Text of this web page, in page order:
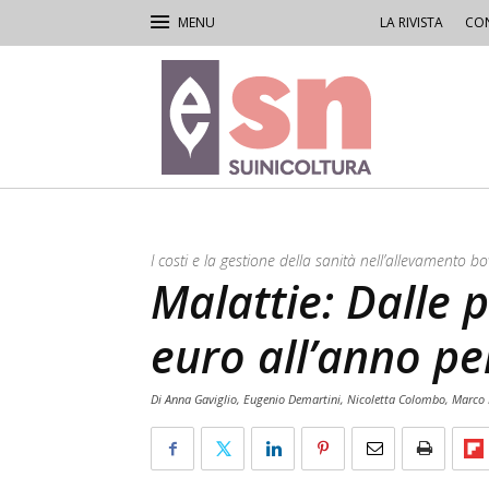
LA RIVISTA
Rivista
di
Suinicoltura
I costi e la gestione della sanità nell’allevamento
Malattie: Dalle
euro all’anno
Di Anna Gaviglio, Eugenio Demartini, Nicoletta Colombo,